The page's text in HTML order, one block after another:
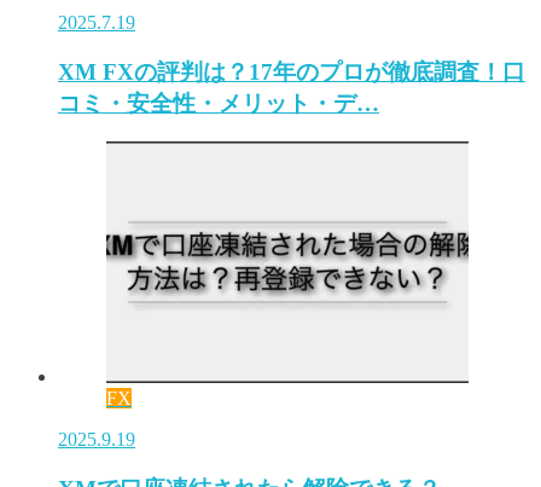
2025.7.19
XM FXの評判は？17年のプロが徹底調査！口
コミ・安全性・メリット・デ…
FX
2025.9.19